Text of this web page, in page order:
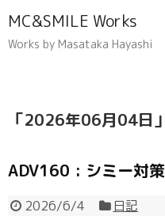
MC&SMILE Works
Works by Masataka Hayashi
「2026年06月04日 」
ADV160 : シミー対策
2026/6/4 日記